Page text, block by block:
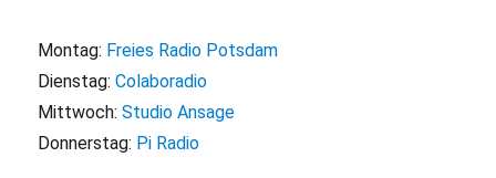
Montag: Freies Radio Potsdam
Dienstag:Colaboradio
Mittwoch:Studio Ansage
Donnerstag: Pi Radio